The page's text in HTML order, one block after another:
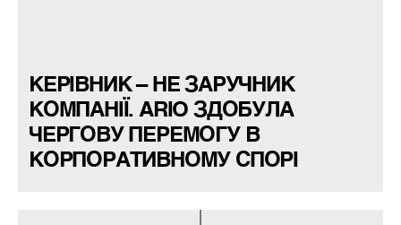
КЕРІВНИК – НЕ ЗАРУЧНИК
КОМПАНІЇ. ARIO ЗДОБУЛА
ЧЕРГОВУ ПЕРЕМОГУ В
КОРПОРАТИВНОМУ СПОРІ